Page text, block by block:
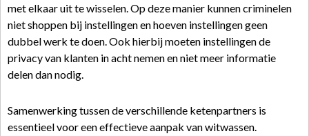
met elkaar uit te wisselen. Op deze manier kunnen criminelen
niet shoppen bij instellingen en hoeven instellingen geen
dubbel werk te doen. Ook hierbij moeten instellingen de
privacy van klanten in acht nemen en niet meer informatie
delen dan nodig.
Samenwerking tussen de verschillende ketenpartners is
essentieel voor een effectieve aanpak van witwassen.